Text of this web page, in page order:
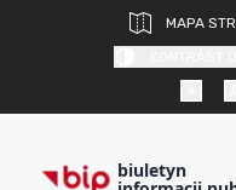
MAPA
biuletyn